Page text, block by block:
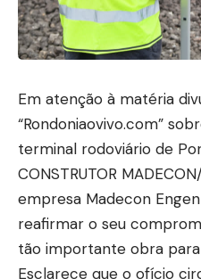
Em atenção à matéria
“Rondoniaovivo.com”
terminal rodoviário de
CONSTRUTOR
empresa Madecon
reafirmar o seu
tão importante obra
Esclarece que o ofício